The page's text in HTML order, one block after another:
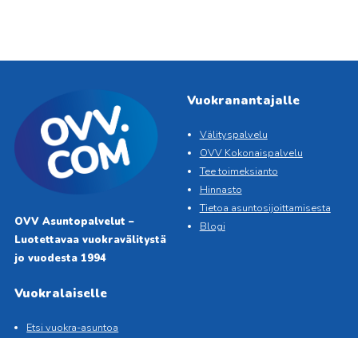
OVV Asuntopalvelut –
Luotettavaa vuokravälitystä
jo vuodesta 1994
Vuokranantajalle
Välityspalvelu
OVV Kokonaispalvelu
Tee toimeksianto
Hinnasto
Tietoa asuntosijoittamisesta
Blogi
Vuokralaiselle
Etsi vuokra-asuntoa